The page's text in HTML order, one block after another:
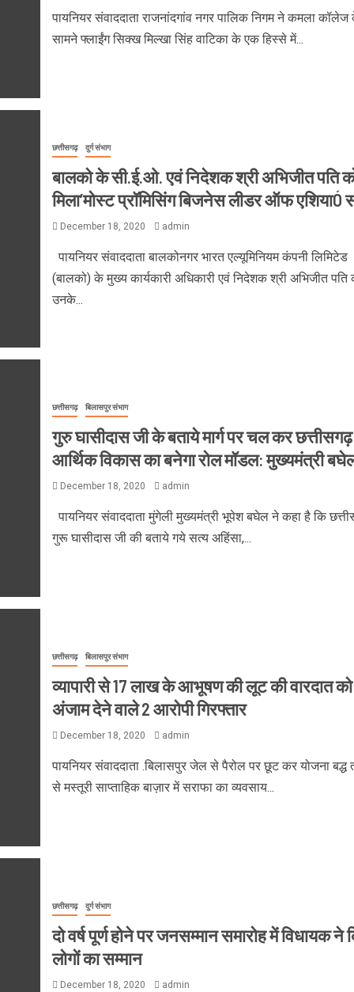
पायनियर संवाददाता राजनांदगांव नगर पालिक निगम ने कमला कॉलेज
सामने फ्लाईंग सिक्ख मिल्खा सिंह वाटिका के एक हिस्से में...
छत्तीसगढ़ दुर्ग संभाग
बालको के सी.ई.ओ. एवं निदेशक श्री अभिजीत पति
मिला’मोस्ट प्रॉमिसिंग बिजनेस लीडर ऑफ एशियाÓ
December 18, 2020 admin
पायनियर संवाददाता बालकोनगर भारत एल्यूमिनियम कंपनी लिमिटेड
(बालको) के मुख्य कार्यकारी अधिकारी एवं निदेशक श्री अभिजीत पति
उनके...
छत्तीसगढ़ बिलासपुर संभाग
गुरु घासीदास जी के बताये मार्ग पर चल कर छत्तीसगढ़
आर्थिक विकास का बनेगा रोल मॉडल: मुख्यमंत्री
December 18, 2020 admin
पायनियर संवाददाता मुंगेली मुख्यमंत्री भूपेश बघेल ने कहा है कि
गुरू घासीदास जी की बताये गये सत्य अहिंसा,...
छत्तीसगढ़ बिलासपुर संभाग
व्यापारी से 17 लाख के आभूषण की लूट की वारदात को
अंजाम देने वाले 2 आरोपी गिरफ्तार
December 18, 2020 admin
पायनियर संवाददाता .बिलासपुर जेल से पैरोल पर छूट कर योजना बद्ध
से मस्तूरी साप्ताहिक बाज़ार में सराफा का व्यवसाय...
छत्तीसगढ़ दुर्ग संभाग
दो वर्ष पूर्ण होने पर जनसम्मान समारोह में विधायक ने
लोगों का सम्मान
December 18, 2020 admin